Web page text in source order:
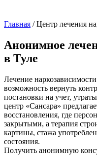
Главная / Центр лечения
Анонимное
в Туле
Лечение
возможность вернуть
постановки на учет,
центр «Сансара»
восстановления, где
закрытыми, а терапия
картины, стажа
состояния.
Получить анонимную